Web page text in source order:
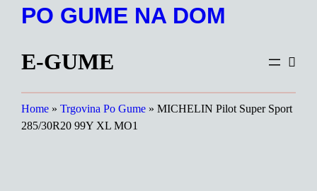
PreskočiPO GUME NA DOM
E-GUME
Home » Trgovina Po Gume » MICHELIN Pilot Super Sport
285/30R20 99Y XL MO1